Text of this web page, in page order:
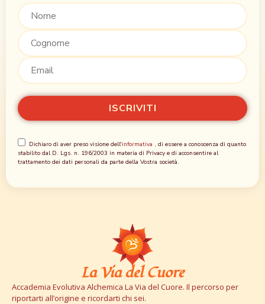
Dichiaro di aver preso visione dell'informativa , di essere a conoscenza di quanto
stabilito dal D. Lgs. n. 196/2003 in materia di Privacy e di acconsentire al
trattamento dei dati personali da parte della Vostra società.
La Via del Cuore
Accademia Evolutiva Alchemica La Via del Cuore. Il percorso per
riportarti all’origine e ricordarti chi sei.